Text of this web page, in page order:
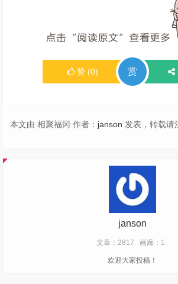
赞 (0) 赏
本文由 相聚福冈 作者： janson 发表，转载请
janson
文章：2817 画廊：1
欢迎大家投稿！